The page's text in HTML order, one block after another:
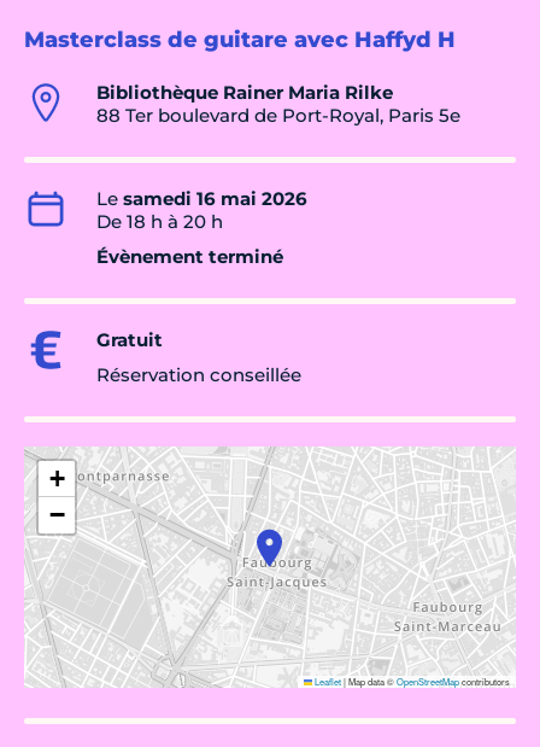
Masterclass de guitare avec Haffyd H
Bibliothèque Rainer Maria Rilke
88 Ter boulevard de Port-Royal, Paris 5e
Le samedi 16 mai 2026
De 18 h à 20 h
Évènement terminé
Gratuit
Réservation conseillée
+
−
Leaflet|Map data ©OpenStreetMapcontributors